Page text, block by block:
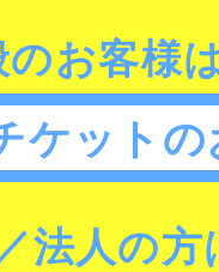
お客様
ケット
法人の方